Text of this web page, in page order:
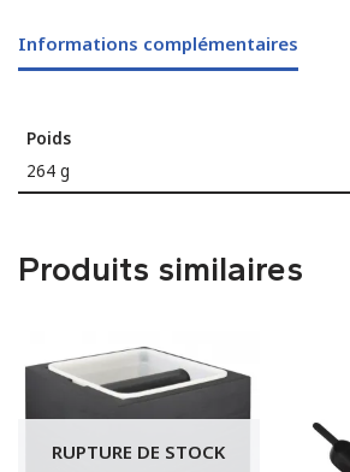
Informations complémentaires
Poids
264 g
Produits similaires
RUPTURE DE STOCK